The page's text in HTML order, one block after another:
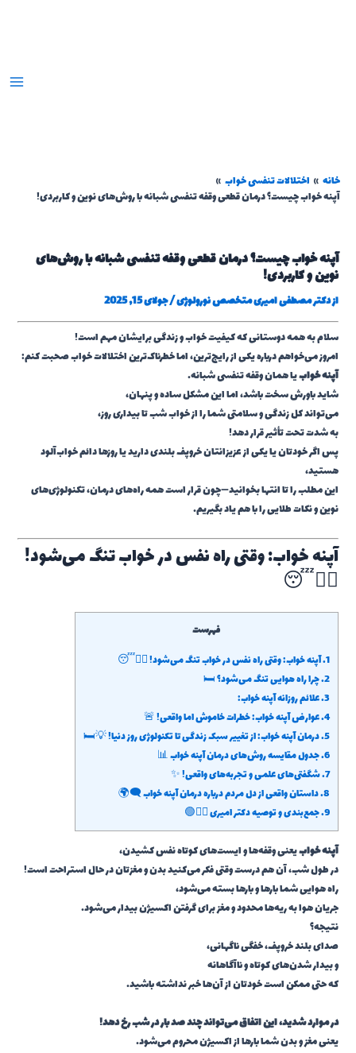
خانه
اختلالات تنفسی خواب
آپنه خواب چیست؟ درمان قطعی وقفه تنفسی شبانه با روش‌های نوین و کاربردی!
آپنه خواب چیست؟ درمان قطعی وقفه تنفسی شبانه با روش‌های
نوین و کاربردی!
ازدکتر مصطفی امیری متخصص نورولوژی/جولای 15, 2025
سلام به همه دوستانی که کیفیت خواب و زندگی برایشان مهم است!
امروز می‌خواهم درباره یکی از رایج‌ترین، اما خطرناک‌ترین اختلالات خواب صحبت کنم:
آپنه خوابیا همان وقفه تنفسی شبانه.
شاید باورش سخت باشد، اما این مشکل ساده و پنهان،
می‌تواند کل زندگی و سلامتی شما را از خواب شب تا بیداری روز،
به شدت تحت تأثیر قرار دهد!
پس اگر خودتان یا یکی از عزیزانتان خروپف بلندی دارید یا روزها دائم خواب‌آلود
هستید،
این مطلب را تا انتها بخوانید—چون قرار است همه راه‌های درمان، تکنولوژی‌های
نوین و نکات طلایی را با هم یاد بگیریم.
آپنه خواب: وقتی راه نفس در خواب تنگ می‌شود!
😮‍💨😴
فهرست
1. آپنه خواب: وقتی راه نفس در خواب تنگ می‌شود! 😮‍💨😴
2. چرا راه هوایی تنگ می‌شود؟ 🛏️
3. علائم روزانه آپنه خواب:
4. عوارض آپنه خواب: خطرات خاموش اما واقعی! 🚨
5. درمان آپنه خواب: از تغییر سبک زندگی تا تکنولوژی روز دنیا! 💡🛏️
6. جدول مقایسه روش‌های درمان آپنه خواب 📊
7. شگفتی‌های علمی و تجربه‌های واقعی! ✨
8. داستان واقعی از دل مردم درباره درمان آپنه خواب 🗨️🌍
9. جمع‌بندی و توصیه دکتر امیری 👨‍⚕️🟢
آپنه خوابیعنی وقفه‌ها و ایست‌های کوتاه نفس کشیدن،
در طول شب، آن هم درست وقتی فکر می‌کنید بدن و مغزتان در حال استراحت است!
راه هوایی شما بارها و بارها بسته می‌شود،
جریان هوا به ریه‌ها محدود و مغز برای گرفتن اکسیژن بیدار می‌شود.
نتیجه؟
صدای بلند خروپف، خفگی ناگهانی،
و بیدار شدن‌های کوتاه و ناآگاهانه
که حتی ممکن است خودتان از آن‌ها خبر نداشته باشید.
در موارد شدید، این اتفاق می‌تواند چند صد بار در شب رخ دهد!
یعنی مغز و بدن شما بارها از اکسیژن محروم می‌شود.